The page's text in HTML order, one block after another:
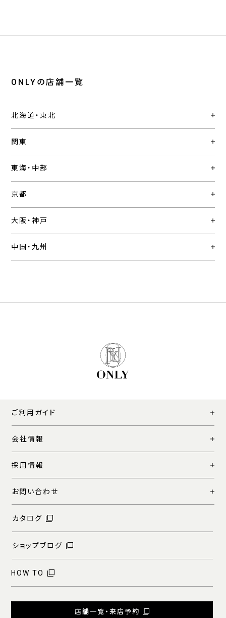
ONLYの店舗一覧
北海道・東北
関東
東海・中部
京都
大阪・神戸
中国・九州
ご利用ガイド
会社情報
採用情報
お問い合わせ
カタログ
ショップブログ
HOW TO
店舗一覧・来店予約